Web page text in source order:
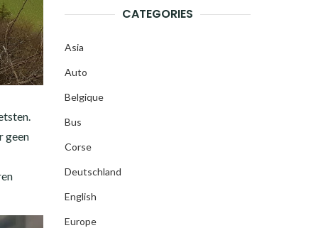
geen
CATEGORIES
Asia
Auto
Belgique
Bus
Corse
Deutschland
English
Europe